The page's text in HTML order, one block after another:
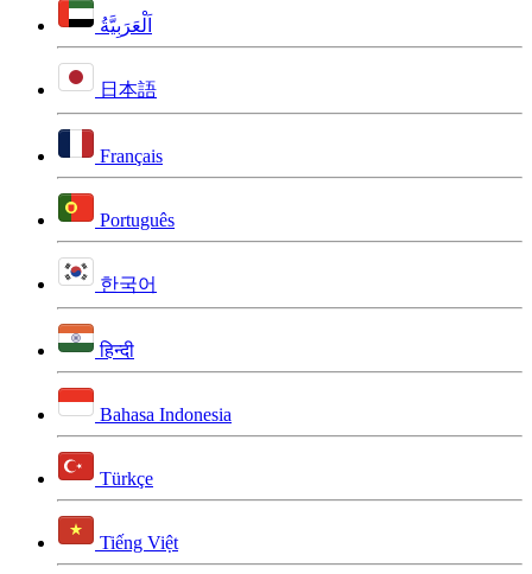
اَلْعَرَبِيَّةُ
日本語
Français
Português
한국어
हिन्दी
Bahasa Indonesia
Türkçe
Tiếng Việt